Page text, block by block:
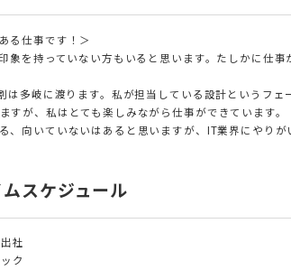
る仕事です！＞
象を持っていない方もいると思います。たしかに仕
は多岐に渡ります。私が担当している設計というフ
すが、私はとても楽しみながら仕事ができています。
、向いていないはあると思いますが、IT業界にやりが
スケジュール
社
ク